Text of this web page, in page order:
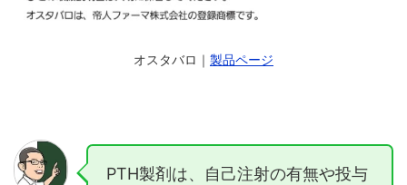
オスタバロ｜ 製品ページ
PTH製剤は、自己注射の有無や投与